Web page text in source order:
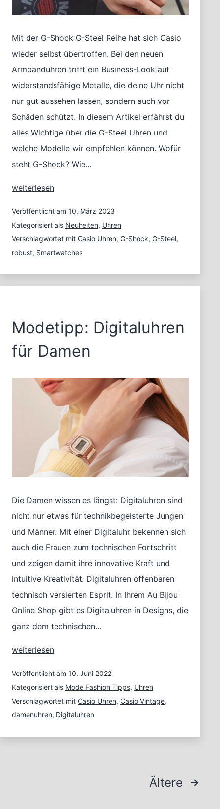
Mit der G-Shock G-Steel Reihe hat sich Casio
wieder selbst übertroffen. Bei den neuen
Armbanduhren trifft ein Business-Look auf
widerstandsfähige Metalle, die deine Uhr nicht
nur gut aussehen lassen, sondern auch vor
Schäden schützt. In diesem Artikel erfährst du
alles Wichtige über die G-Steel Uhren und
welche Modelle wir empfehlen können. Wofür
steht G-Shock? Wie…
G-
G-
Steel:
Modernes
Design
auf
robuste
weiterlesen
Veröffentlicht am 10. März 2023
Kategorisiert als Neuheiten, Uhren
Verschlagwortet mit Casio Uhren, G-Shock, G-Steel,
robust, Smartwatches
Modetipp: Digitaluhren
für Damen
Die Damen wissen es längst: Digitaluhren sind
nicht nur etwas für technikbegeisterte Jungen
und Männer. Mit einer Digitaluhr bekennen sich
auch die Frauen zum technischen Fortschritt
und zeigen damit ihre innovative Kraft und
intuitive Kreativität. Digitaluhren offenbaren
technisch versierten Esprit. In Ihrem Au Bijou
Online Shop gibt es Digitaluhren in Designs, die
ganz dem technischen…
Modetipp:
für
Damen
weiterlesen
Veröffentlicht am 10. Juni 2022
Kategorisiert als Mode Fashion Tipps, Uhren
Verschlagwortet mit Casio Uhren, Casio Vintage,
damenuhren, Digitaluhren
SeitennummerierungÄltere